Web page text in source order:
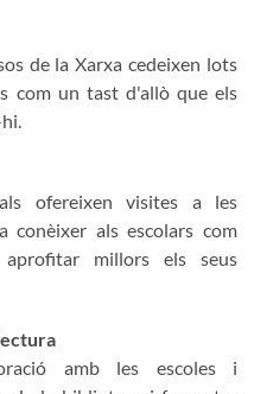
de la Xarxa cedeixen lots
com un tast d'allò que els
ofereixen visites a les
conèixer als escolars com
millors els seus
amb les escoles i